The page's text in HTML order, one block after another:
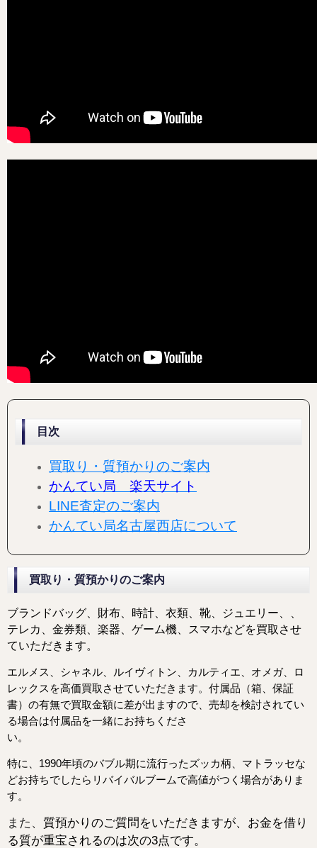
目次
買取り・質預かりのご案内
かんてい局 楽天サイト
LINE査定のご案内
かんてい局名古屋西店について
買取り・質預かりのご案内
ブランドバッグ、財布、時計、衣類、靴、ジュエリー、
テレカ、金券類、楽器、ゲーム機、スマホなどを買取させ
ていただきます。
エルメス、シャネル、ルイヴィトン、カルティエ、オメガ、ロ
レックスを高価買取させていただきます。 付属品（箱、保証
書）の有無で買取金額に差が出ますので、売却を検討されてい
る場合は付属品を一緒にお持ちくださ
い。
特に、1990年頃のバブル期に流行ったズッカ柄、マトラッセな
どお持ちでしたらリバイバルブームで高値がつく場合がありま
す。
また、 質預かりのご質問をいただきますが、お金を借り
る質が重宝されるのは次の3点です。